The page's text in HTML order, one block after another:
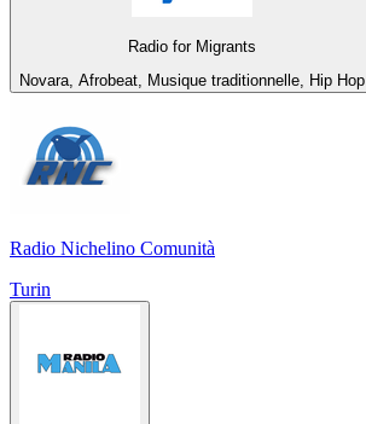
Radio for Migrants
Novara, Afrobeat, Musique traditionnelle, Hip Hop
Radio Nichelino Comunità
Turin